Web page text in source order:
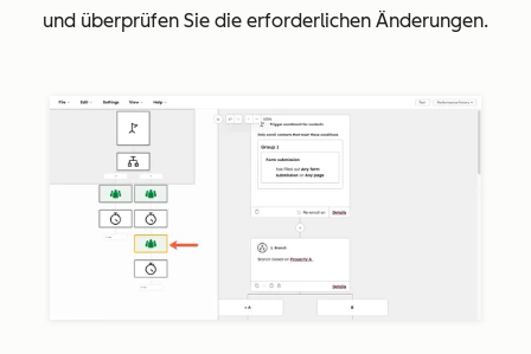
und überprüfen Sie die erforderlichen Änderungen.